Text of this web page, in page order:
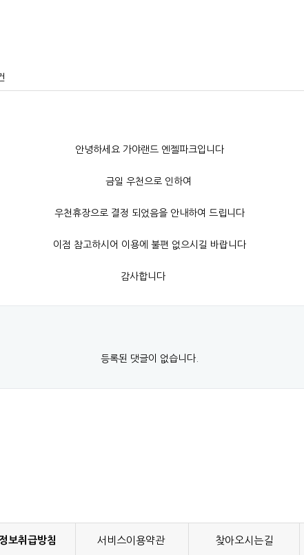
안녕하세요 가야랜드 엔젤파크입니다
금일 우천으로 인하여
우천휴장으로 결정 되었음을 안내하여 드립니다
이점 참고하시어 이용에 불편 없으시길 바랍니다
감사합니다​
등록된 댓글이 없습니다.
보취급방침 서비스이용약관 찾아오시는길